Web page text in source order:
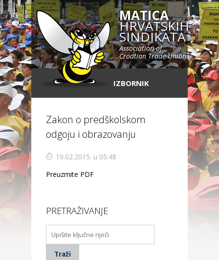
MATICA
HRVATSKIH
SINDIKATA
Association of
Croatian Trade Unions
IZBORNIK
Zakon o predškolskom
odgoju i obrazovanju
19.02.2015. u 05:48
Preuzmite PDF
PRETRAŽIVANJE